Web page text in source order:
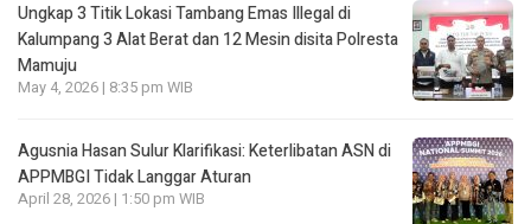
Ungkap 3 Titik Lokasi Tambang Emas Illegal di
Kalumpang 3 Alat Berat dan 12 Mesin disita Polresta
Mamuju
May 4, 2026 | 8:35 pm WIB
Agusnia Hasan Sulur Klarifikasi: Keterlibatan ASN di
APPMBGI Tidak Langgar Aturan
April 28, 2026 | 1:50 pm WIB